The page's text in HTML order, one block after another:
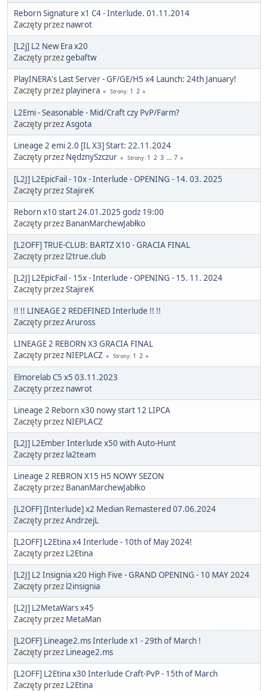
Reborn Signature x1 C4 - Interlude. 01.11.2014
Zaczęty przez nawrot
[L2j] L2 New Era x20
Zaczęty przezgebaftw
PlayINERA's Last Server - GF/GE/H5 x4 Launch: 24th January!
Zaczęty przez playinera Strony 1 2
L2Emi - Seasonable - Mid/Craft czy PvP/Farm?
Zaczęty przezAsgota
Lineage 2 emi 2.0 [IL X3] Start: 22.11.2024
Zaczęty przez NędznySzczur Strony 1 2 3 ... 7
[L2J] L2EpicFail - 10x - Interlude - OPENING - 14. 03. 2025
Zaczęty przezStajireK
Reborn x10 start 24.01.2025 godz 19:00
Zaczęty przez BananMarchewJabłko
[L2OFF] TRUE-CLUB: BARTZ X10 - GRACIA FINAL
Zaczęty przez l2true.club
[L2J] L2EpicFail - 15x - Interlude - OPENING - 15. 11. 2024
Zaczęty przezStajireK
!! !! LINEAGE 2 REDEFINED Interlude !! !!
Zaczęty przezAruross
LINEAGE 2 REBORN X3 GRACIA FINAL
Zaczęty przez NIEPLACZ Strony 1 2
Elmorelab C5 x5 03.11.2023
Zaczęty przez nawrot
Lineage 2 Reborn x30 nowy start 12 LIPCA
Zaczęty przez NIEPLACZ
[L2J] L2Ember Interlude x50 with Auto-Hunt
Zaczęty przez la2team
Lineage 2 REBRON X15 H5 NOWY SEZON
Zaczęty przez BananMarchewJabłko
[L2OFF] [Interlude] x2 Median Remastered 07.06.2024
Zaczęty przezAndrzejL
[L2OFF] L2Etina x4 Interlude - 10th of May 2024!
Zaczęty przez L2Etina
[L2J] L2 Insignia x20 High Five - GRAND OPENING - 10 MAY 2024
Zaczęty przez l2insignia
[L2J] L2MetaWars x45
Zaczęty przez MetaMan
[L2OFF] Lineage2.ms Interlude x1 - 29th of March !
Zaczęty przez Lineage2.ms
[L2OFF] L2Etina x30 Interlude Craft-PvP - 15th of March
Zaczęty przez L2Etina